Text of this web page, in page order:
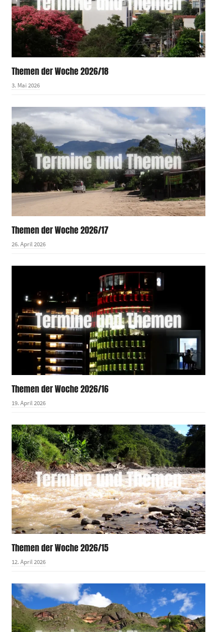
Themen der Woche 2026/18
3. Mai 2026
Themen der Woche 2026/17
26. April 2026
Themen der Woche 2026/16
19. April 2026
Themen der Woche 2026/15
12. April 2026